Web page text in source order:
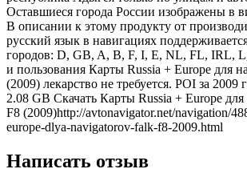
Оставшиеся города России изображены в
В описании к этому продукту от
русский язык в навигациях
городов: D, GB, A, B, F, I, E, NL, FL, IRL,
и пользования Карты Russia + Europe для
(2009) лекарство не требуется. POI за 2009
2.08 GB Скачать Карты Russia + Europe
F8 (2009)http://avtonavigator.net/navigation/
europe-dlya-navigatorov-falk-f8-2009.html
Написать отзыв